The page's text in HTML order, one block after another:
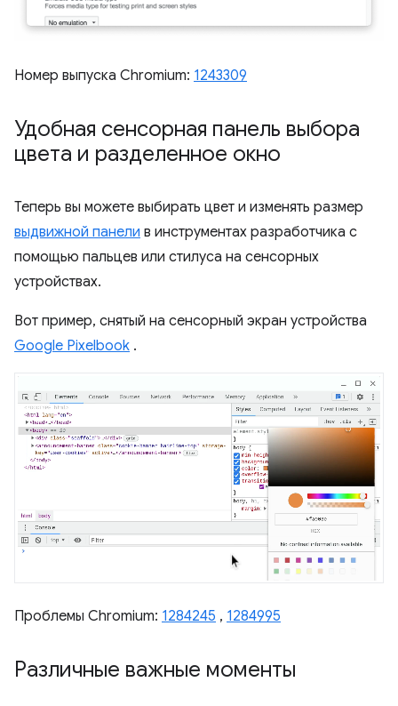
Номер выпуска Chromium: 1243309
Удобная сенсорная панель выбора
цвета и разделенное окно
Теперь вы можете выбирать цвет и изменять размер
выдвижной панели в инструментах разработчика с
помощью пальцев или стилуса на сенсорных
устройствах.
Вот пример, снятый на сенсорный экран устройства
Google Pixelbook .
Проблемы Chromium: 1284245 , 1284995
Различные важные моменты